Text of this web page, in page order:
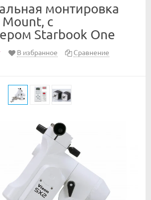
монтировка
Mount, с
Starbook One
В избранное Сравнение